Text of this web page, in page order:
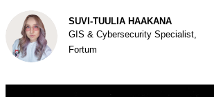
Kirjoittaja
SUVI-TUULIA HAAKANA
GIS & Cybersecurity Specialist,
Fortum